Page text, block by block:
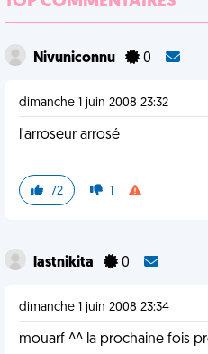
Nivuniconnu 0
dimanche 1 juin 2008 23:32
l'arroseur arrosé
72 1
lastnikita 0
dimanche 1 juin 2008 23:34
mouarf ^^ la prochaine fois